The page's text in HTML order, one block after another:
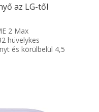
az LG-től
2 Max
hüvelykes
és körülbelül 4,5